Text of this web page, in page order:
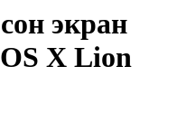
экран
X Lion